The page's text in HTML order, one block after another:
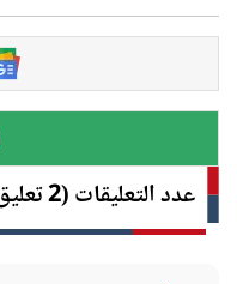
عدد التعليقات (2 تعليق)